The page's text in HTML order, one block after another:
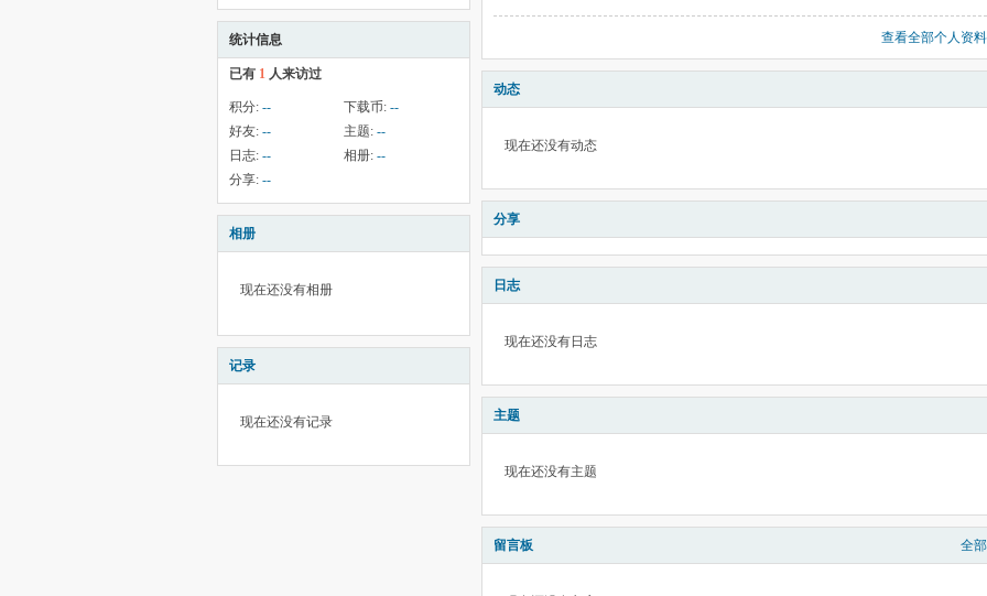
统计信息
已有 1 人来访过
积分: -- 下载币: --
好友: -- 主题: --
日志: -- 相册: --
分享: --
相册
现在还没有相册
记录
现在还没有记录
查看全部个人资料
动态
现在还没有动态
分享
日志
现在还没有日志
主题
现在还没有主题
留言板 全部